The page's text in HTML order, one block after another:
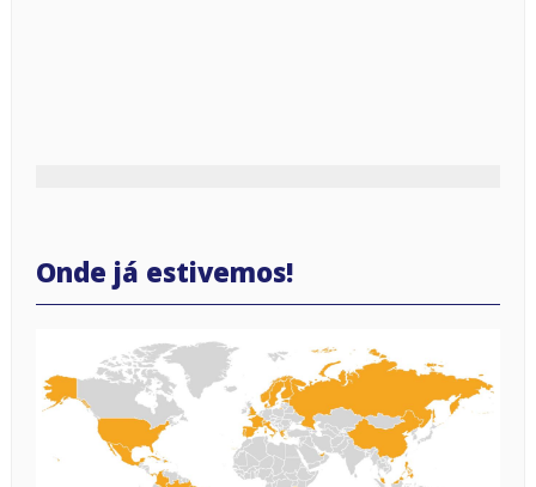
Onde já estivemos!